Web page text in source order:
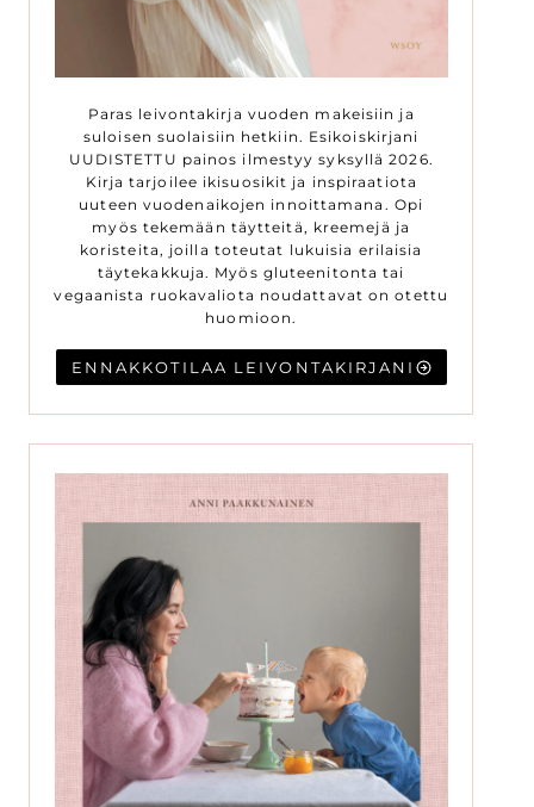
Paras leivontakirja vuoden makeisiin ja
suloisen suolaisiin hetkiin. Esikoiskirjani
UUDISTETTU painos ilmestyy syksyllä 2026.
Kirja tarjoilee ikisuosikit ja inspiraatiota
uuteen vuodenaikojen innoittamana. Opi
myös tekemään täytteitä, kreemejä ja
koristeita, joilla toteutat lukuisia erilaisia
täytekakkuja. Myös gluteenitonta tai
vegaanista ruokavaliota noudattavat on otettu
huomioon.
ENNAKKOTILAA LEIVONTAKIRJANI